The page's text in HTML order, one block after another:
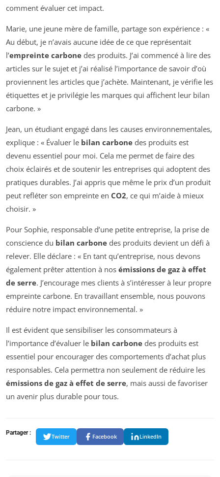
comment évaluer cet impact.
Marie, une jeune mère de famille, partage son expérience : «
Au début, je n’avais aucune idée de ce que représentait
l’empreinte carbone des produits. J’ai commencé à lire des
articles sur le sujet et j’ai réalisé l’importance de savoir d’où
proviennent les articles que j’achète. Maintenant, je vérifie les
étiquettes et je privilégie les marques qui affichent leur bilan
carbone. »
Jean, un étudiant engagé dans les causes environnementales,
explique : « Évaluer le bilan carbone des produits est
devenu essentiel pour moi. Cela me permet de faire des
choix éclairés et de soutenir les entreprises qui adoptent des
pratiques durables. J’ai appris que même le prix d’un produit
peut refléter son empreinte en CO2, ce qui m’aide à mieux
choisir. »
Pour Sophie, responsable d’une petite entreprise, la prise de
conscience du bilan carbone des produits devient un défi à
relever. Elle déclare : « En tant qu’entreprise, nous devons
également prêter attention à nos émissions de gaz à effet
de serre. J’encourage mes clients à s’intéresser à leur propre
empreinte carbone. En travaillant ensemble, nous pouvons
réduire notre impact environnemental. »
Il est évident que sensibiliser les consommateurs à
l’importance d’évaluer le bilan carbone des produits est
essentiel pour encourager des comportements d’achat plus
responsables. Cela permettra non seulement de réduire les
émissions de gaz à effet de serre, mais aussi de favoriser
un avenir plus durable pour tous.
Partager :
Twitter Facebook LinkedIn